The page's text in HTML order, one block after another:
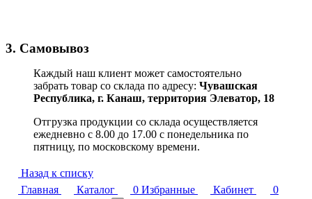
3. Самовывоз
Каждый наш клиент может самостоятельно
забрать товар со склада по адресу: Чувашская
Республика, г. Канаш, территория Элеватор, 18
Отгрузка продукции со склада осуществляется
ежедневно с 8.00 до 17.00 с понедельника по
пятницу, по московскому времени.
Назад к списку
Главная
Каталог 0 Избранные Кабинет
0